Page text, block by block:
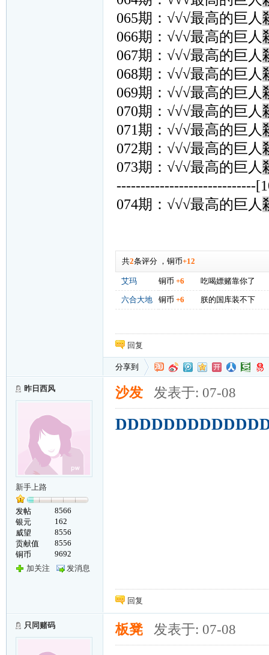
065期：√√√最高的巨人
066期：√√√最高的巨人
067期：√√√最高的巨人
068期：√√√最高的巨人
069期：√√√最高的巨人
070期：√√√最高的巨人
071期：√√√最高的巨人
072期：√√√最高的巨人
073期：√√√最高的巨人
-----------------------------
074期：√√√最高的巨人
共2条评分， 铜币+12
艾玛 铜币 +6 吃喝嫖赌靠你了
六合大地 铜币 +6 朕的国库装不下
回复
分享到
昨日西风
新手上路
发帖
8566
银元
162
威望
8556
贡献值
8556
铜币
9692
加关注
发消息
沙发 发表于: 07-08
回复
只同赌码 板凳 发表于: 07-08